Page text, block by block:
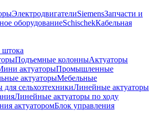
ЭлектродвигателиSiemensЗапчасти и
оборудованиеSchischekКабельная
штока
Подъемные колонныАктуаторы
актуаторыПромышленные
актуаторыМебельные
для сельхозтехникиЛинейные актуаторы
Линейные актуаторы по ходу
актуаторомБлок управления